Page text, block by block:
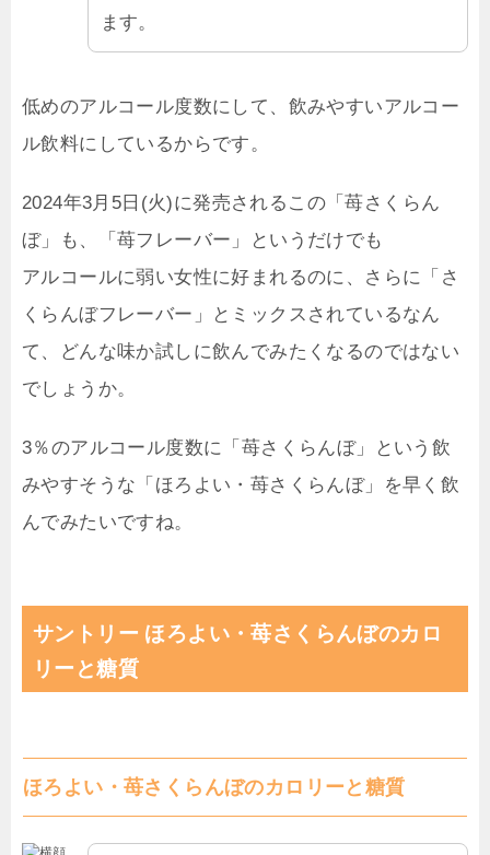
ます。
低めのアルコール度数にして、飲みやすいアルコー
ル飲料にしているからです。
2024年3月5日(火)に発売されるこの「苺さくらん
ぼ」も、「苺フレーバー」というだけでも
アルコールに弱い女性に好まれるのに、さらに「さ
くらんぼフレーバー」とミックスされているなん
て、どんな味か試しに飲んでみたくなるのではない
でしょうか。
3％のアルコール度数に「苺さくらんぼ」という飲
みやすそうな「ほろよい・苺さくらんぼ」を早く飲
んでみたいですね。
サントリー ほろよい・苺さくらんぼのカロ
リーと糖質
ほろよい・苺さくらんぼのカロリーと糖質